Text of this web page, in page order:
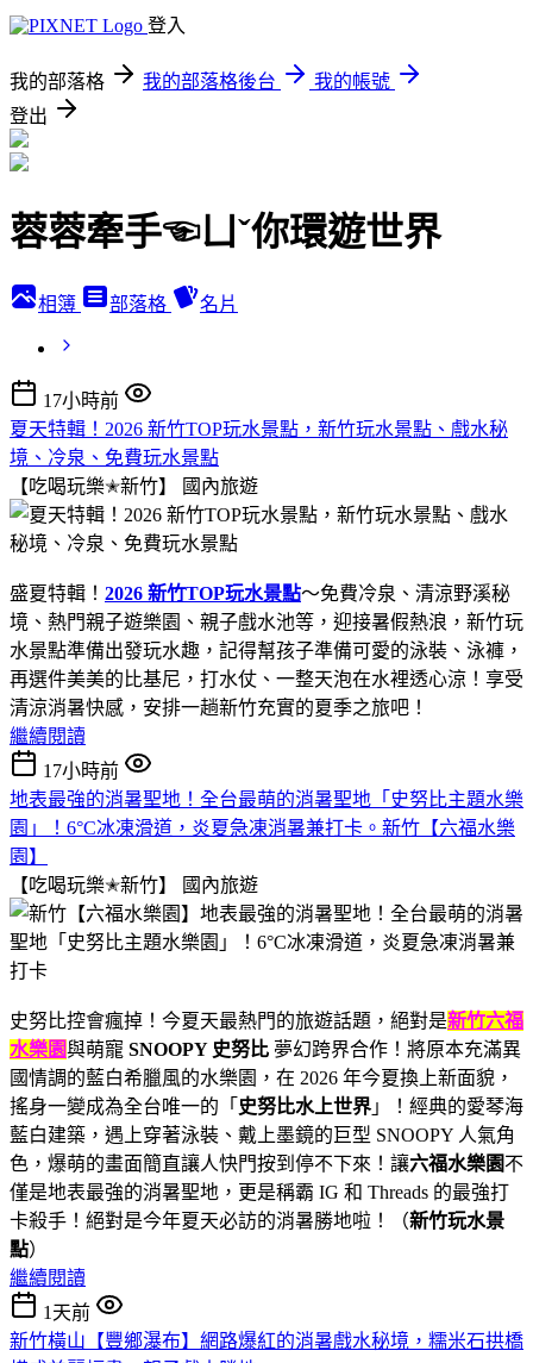
登入
我的部落格 我的部落格後台
我的帳號
登出
蓉蓉牽手☜ㄩˇ你環遊世界
相簿 部落格 名片
17小時前
夏天特輯！2026 新竹TOP玩水景點，新竹玩水景點、戲水秘
境、冷泉、免費玩水景點
【吃喝玩樂✭新竹】
國內旅遊
盛夏特輯！ 2026 新竹TOP玩水景點～免費冷泉、清涼野溪秘
境、熱門親子遊樂園、親子戲水池等，迎接暑假熱浪，新竹玩
水景點準備出發玩水趣，記得幫孩子準備可愛的泳裝、泳褲，
再選件美美的比基尼，打水仗、一整天泡在水裡透心涼！享受
清涼消暑快感，安排一趟新竹充實的夏季之旅吧！
繼續閱讀
17小時前
地表最強的消暑聖地！全台最萌的消暑聖地「史努比主題水樂
園」！6°C冰凍滑道，炎夏急凍消暑兼打卡。新竹【六福水樂
園】
【吃喝玩樂✭新竹】
國內旅遊
史努比控會瘋掉！今夏天最熱門的旅遊話題，絕對是新竹六福
水樂園與萌寵 SNOOPY 史努比 夢幻跨界合作！將原本充滿異
國情調的藍白希臘風的水樂園，在 2026 年今夏換上新面貌，
搖身一變成為全台唯一的「 史努比水上世界 」！經典的愛琴海
藍白建築，遇上穿著泳裝、戴上墨鏡的巨型 SNOOPY 人氣角
色，爆萌的畫面簡直讓人快門按到停不下來！讓六福水樂園不
僅是地表最強的消暑聖地，更是稱霸 IG 和 Threads 的最強打
卡殺手！絕對是今年夏天必訪的消暑勝地啦！（新竹玩水景
點）
繼續閱讀
1天前
新竹橫山【豐鄉瀑布】網路爆紅的消暑戲水秘境，糯米石拱橋